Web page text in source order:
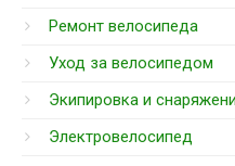
Ремонт велосипеда
Уход за велосипедом
Экипировка и
Электровелосипед